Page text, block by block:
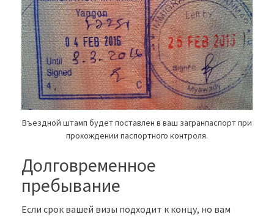
Въездной штамп будет поставлен в ваш загранпаспорт при
прохождении паспортного контроля.
Долговременное
пребывание
Если срок вашей визы подходит к концу, но вам